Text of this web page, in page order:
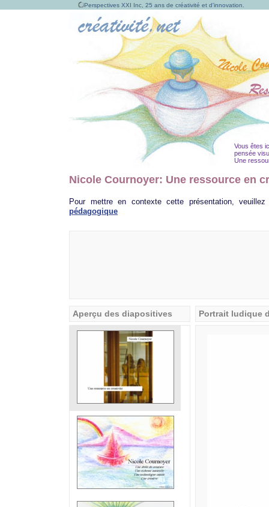
Perspectives XXI Inc, 25 ans de créativité et d'innovation.
Vous êtes
pensée
Une
Nicole Cournoyer: Une ressource en
Pour mettre en contexte cette présentation,
pédagogique
Aperçu des diapositives Portrait ludique